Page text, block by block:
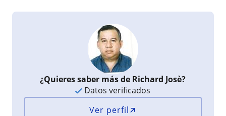
¿Quieres saber más de Richard Josè?
Datos verificados
Ver perfil